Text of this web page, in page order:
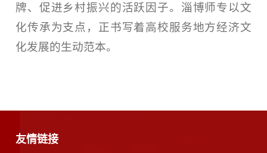
牌、促进乡村振兴的活跃因子。淄博师专以文
化传承为支点，正书写着高校服务地方经济文
化发展的生动范本。
友情链接